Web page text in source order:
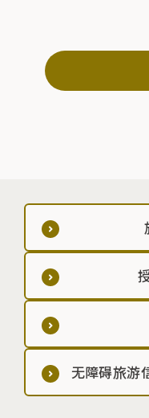
无障碍旅游